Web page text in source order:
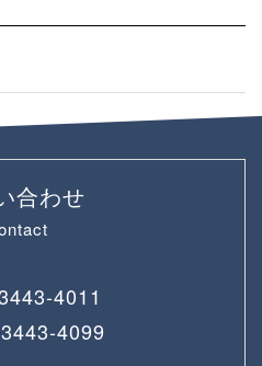
合わせ
4011
4099